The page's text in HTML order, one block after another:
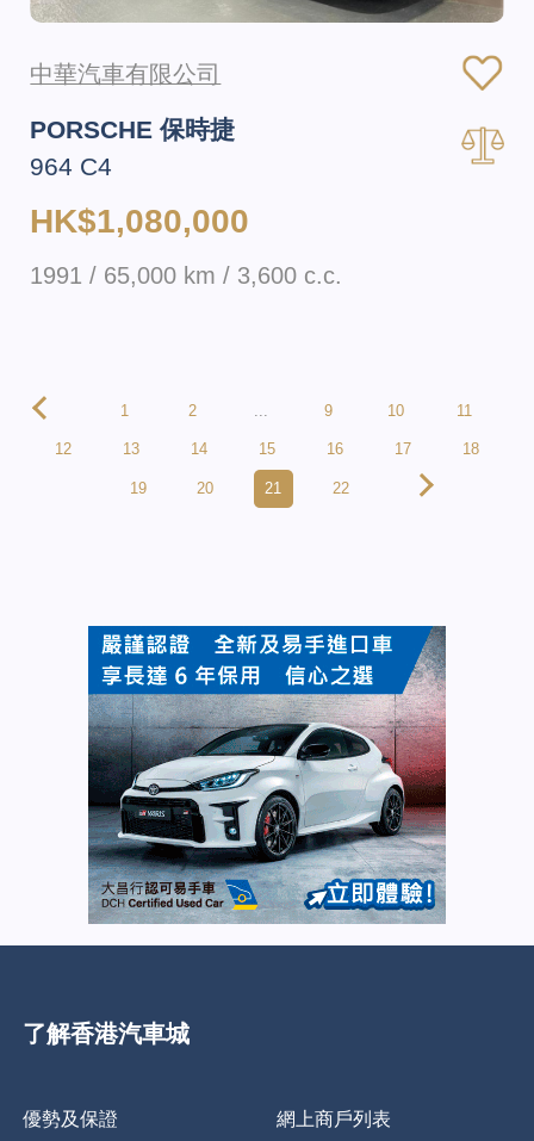
中華汽車有限公司
PORSCHE 保時捷
964 C4
HK$1,080,000
1991 / 65,000 km / 3,600 c.c.
1 2 9 10 11
12 13 14 15 16 17 18
19 20 21 22
了解香港汽車城
優勢及保證 網上商戶列表